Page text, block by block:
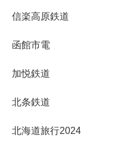
信楽高原鉄道
函館市電
加悦鉄道
北条鉄道
北海道旅行2024